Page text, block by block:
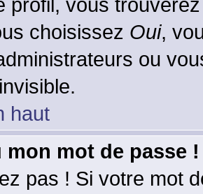
profil, vous
choisissez Oui,
ou
haut
mon mot de passe !
pas ! Si votre mot